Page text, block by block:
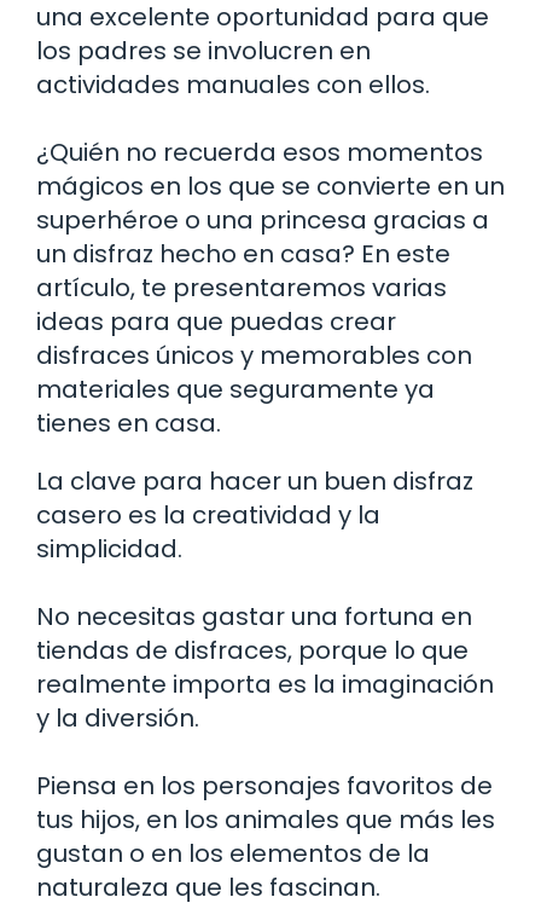
una excelente oportunidad para que
los padres se involucren en
actividades manuales con ellos.
¿Quién no recuerda esos momentos
mágicos en los que se convierte en un
superhéroe o una princesa gracias a
un disfraz hecho en casa? En este
artículo, te presentaremos varias
ideas para que puedas crear
disfraces únicos y memorables con
materiales que seguramente ya
tienes en casa.
La clave para hacer un buen disfraz
casero es la creatividad y la
simplicidad.
No necesitas gastar una fortuna en
tiendas de disfraces, porque lo que
realmente importa es la imaginación
y la diversión.
Piensa en los personajes favoritos de
tus hijos, en los animales que más les
gustan o en los elementos de la
naturaleza que les fascinan.